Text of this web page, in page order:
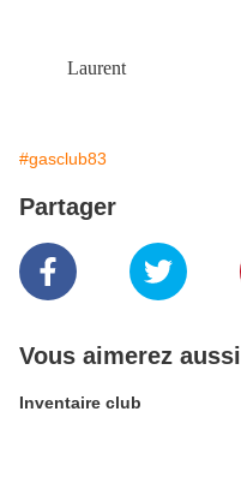
Laurent
#gasclub83
Partager
Vous aimerez aussi
Inventaire club